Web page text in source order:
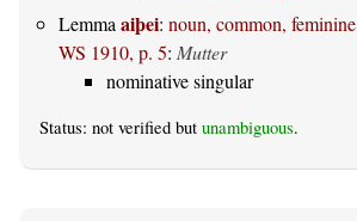
Lemma aiþei: noun, common, feminine
WS 1910, p. 5: Mutter
nominative singular
Status: not verified but unambiguous.